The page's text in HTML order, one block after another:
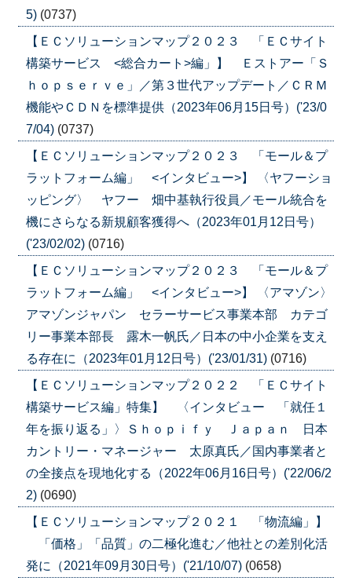
5) (0737)
【ＥＣソリューションマップ２０２３ 「ＥＣサイト
構築サービス <総合カート>編」】 Ｅストアー「Ｓ
ｈｏｐｓｅｒｖｅ」／第３世代アップデート／ＣＲＭ
機能やＣＤＮを標準提供（2023年06月15日号）('23/0
7/04) (0737)
【ＥＣソリューションマップ２０２３ 「モール＆プ
ラットフォーム編」 <インタビュー>】 〈ヤフーショ
ッピング〉 ヤフー 畑中基執行役員／モール統合を
機にさらなる新規顧客獲得へ（2023年01月12日号）
('23/02/02) (0716)
【ＥＣソリューションマップ２０２３ 「モール＆プ
ラットフォーム編」 <インタビュー>】 〈アマゾン〉
アマゾンジャパン セラーサービス事業本部 カテゴ
リー事業本部長 露木一帆氏／日本の中小企業を支え
る存在に（2023年01月12日号）('23/01/31) (0716)
【ＥＣソリューションマップ２０２２ 「ＥＣサイト
構築サービス編」特集】 〈インタビュー 「就任１
年を振り返る」〉Ｓｈｏｐｉｆｙ Ｊａｐａｎ 日本
カントリー・マネージャー 太原真氏／国内事業者と
の全接点を現地化する（2022年06月16日号）('22/06/2
2) (0690)
【ＥＣソリューションマップ２０２１ 「物流編」】
「価格」「品質」の二極化進む／他社との差別化活
発に（2021年09月30日号）('21/10/07) (0658)